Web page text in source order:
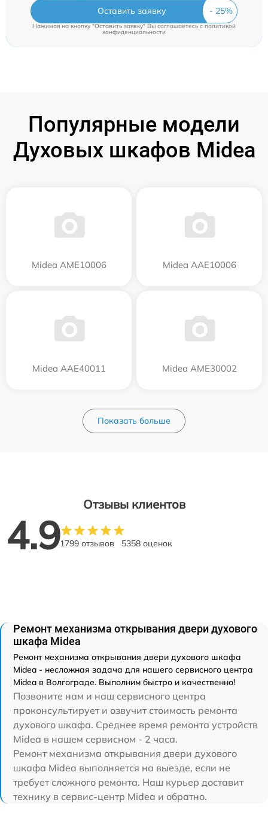
Оставить заявку
Нажимая на кнопку "Оставить заявку" Вы соглашаетесь cполитикой
конфиденциальности
Популярные модели
Духовых шкафов Midea
Midea AME10006 Midea AAE10006
Midea AAE40011 Midea AME30002
Показать больше
Отзывы клиентов
4.91799 отзывов 5358 оценок
Ремонт механизма открывания двери духового
шкафа Midea
Ремонт механизма открывания двери духового шкафа
Midea - несложная задача для нашего сервисного центра
Midea в Волгограде. Выполним быстро и качественно!
Позвоните нам и наш сервисного центра
проконсультирует и озвучит стоимость ремонта
духового шкафа. Среднее время ремонта устройств
Midea в нашем сервисном - 2 часа.
Ремонт механизма открывания двери духового
шкафа Midea выполняется на выезде, если не
требует сложного ремонта. Наш курьер доставит
технику в сервис-центр Midea и обратно.